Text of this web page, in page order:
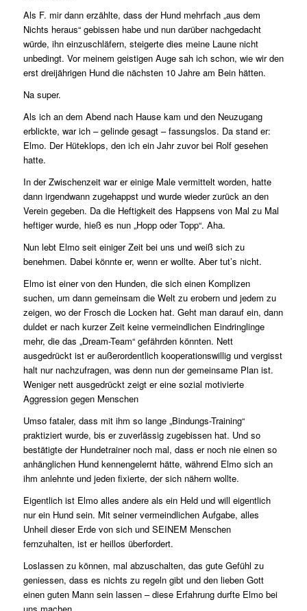
Als F. mir dann erzählte, dass der Hund mehrfach „aus dem
Nichts heraus“ gebissen habe und nun darüber nachgedacht
würde, ihn einzuschläfern, steigerte dies meine Laune nicht
unbedingt. Vor meinem geistigen Auge sah ich schon, wie wir den
erst dreijährigen Hund die nächsten 10 Jahre am Bein hätten.
Na super.
Als ich an dem Abend nach Hause kam und den Neuzugang
erblickte, war ich – gelinde gesagt – fassungslos. Da stand er:
Elmo. Der Hüteklops, den ich ein Jahr zuvor bei Rolf gesehen
hatte.
In der Zwischenzeit war er einige Male vermittelt worden, hatte
dann irgendwann zugehappst und wurde wieder zurück an den
Verein gegeben. Da die Heftigkeit des Happsens von Mal zu Mal
heftiger wurde, hieß es nun „Hopp oder Topp“. Aha.
Nun lebt Elmo seit einiger Zeit bei uns und weiß sich zu
benehmen. Dabei könnte er, wenn er wollte. Aber tut’s nicht.
Elmo ist einer von den Hunden, die sich einen Komplizen
suchen, um dann gemeinsam die Welt zu erobern und jedem zu
zeigen, wo der Frosch die Locken hat. Geht man darauf ein, dann
duldet er nach kurzer Zeit keine vermeindlichen Eindringlinge
mehr, die das „Dream-Team“ gefährden könnten. Nett
ausgedrückt ist er außerordentlich kooperationswillig und vergisst
halt nur nachzufragen, was denn nun der gemeinsame Plan ist.
Weniger nett ausgedrückt zeigt er eine sozial motivierte
Aggression gegen Menschen
Umso fataler, dass mit ihm so lange „Bindungs-Training“
praktiziert wurde, bis er zuverlässig zugebissen hat. Und so
bestätigte der Hundetrainer noch mal, dass er noch nie einen so
anhänglichen Hund kennengelernt hätte, während Elmo sich an
ihm anlehnte und jeden fixierte, der sich nähern wollte.
Eigentlich ist Elmo alles andere als ein Held und will eigentlich
nur ein Hund sein. Mit seiner vermeindlichen Aufgabe, alles
Unheil dieser Erde von sich und SEINEM Menschen
fernzuhalten, ist er heillos überfordert.
Loslassen zu können, mal abzuschalten, das gute Gefühl zu
geniessen, dass es nichts zu regeln gibt und den lieben Gott
einen guten Mann sein lassen – diese Erfahrung durfte Elmo bei